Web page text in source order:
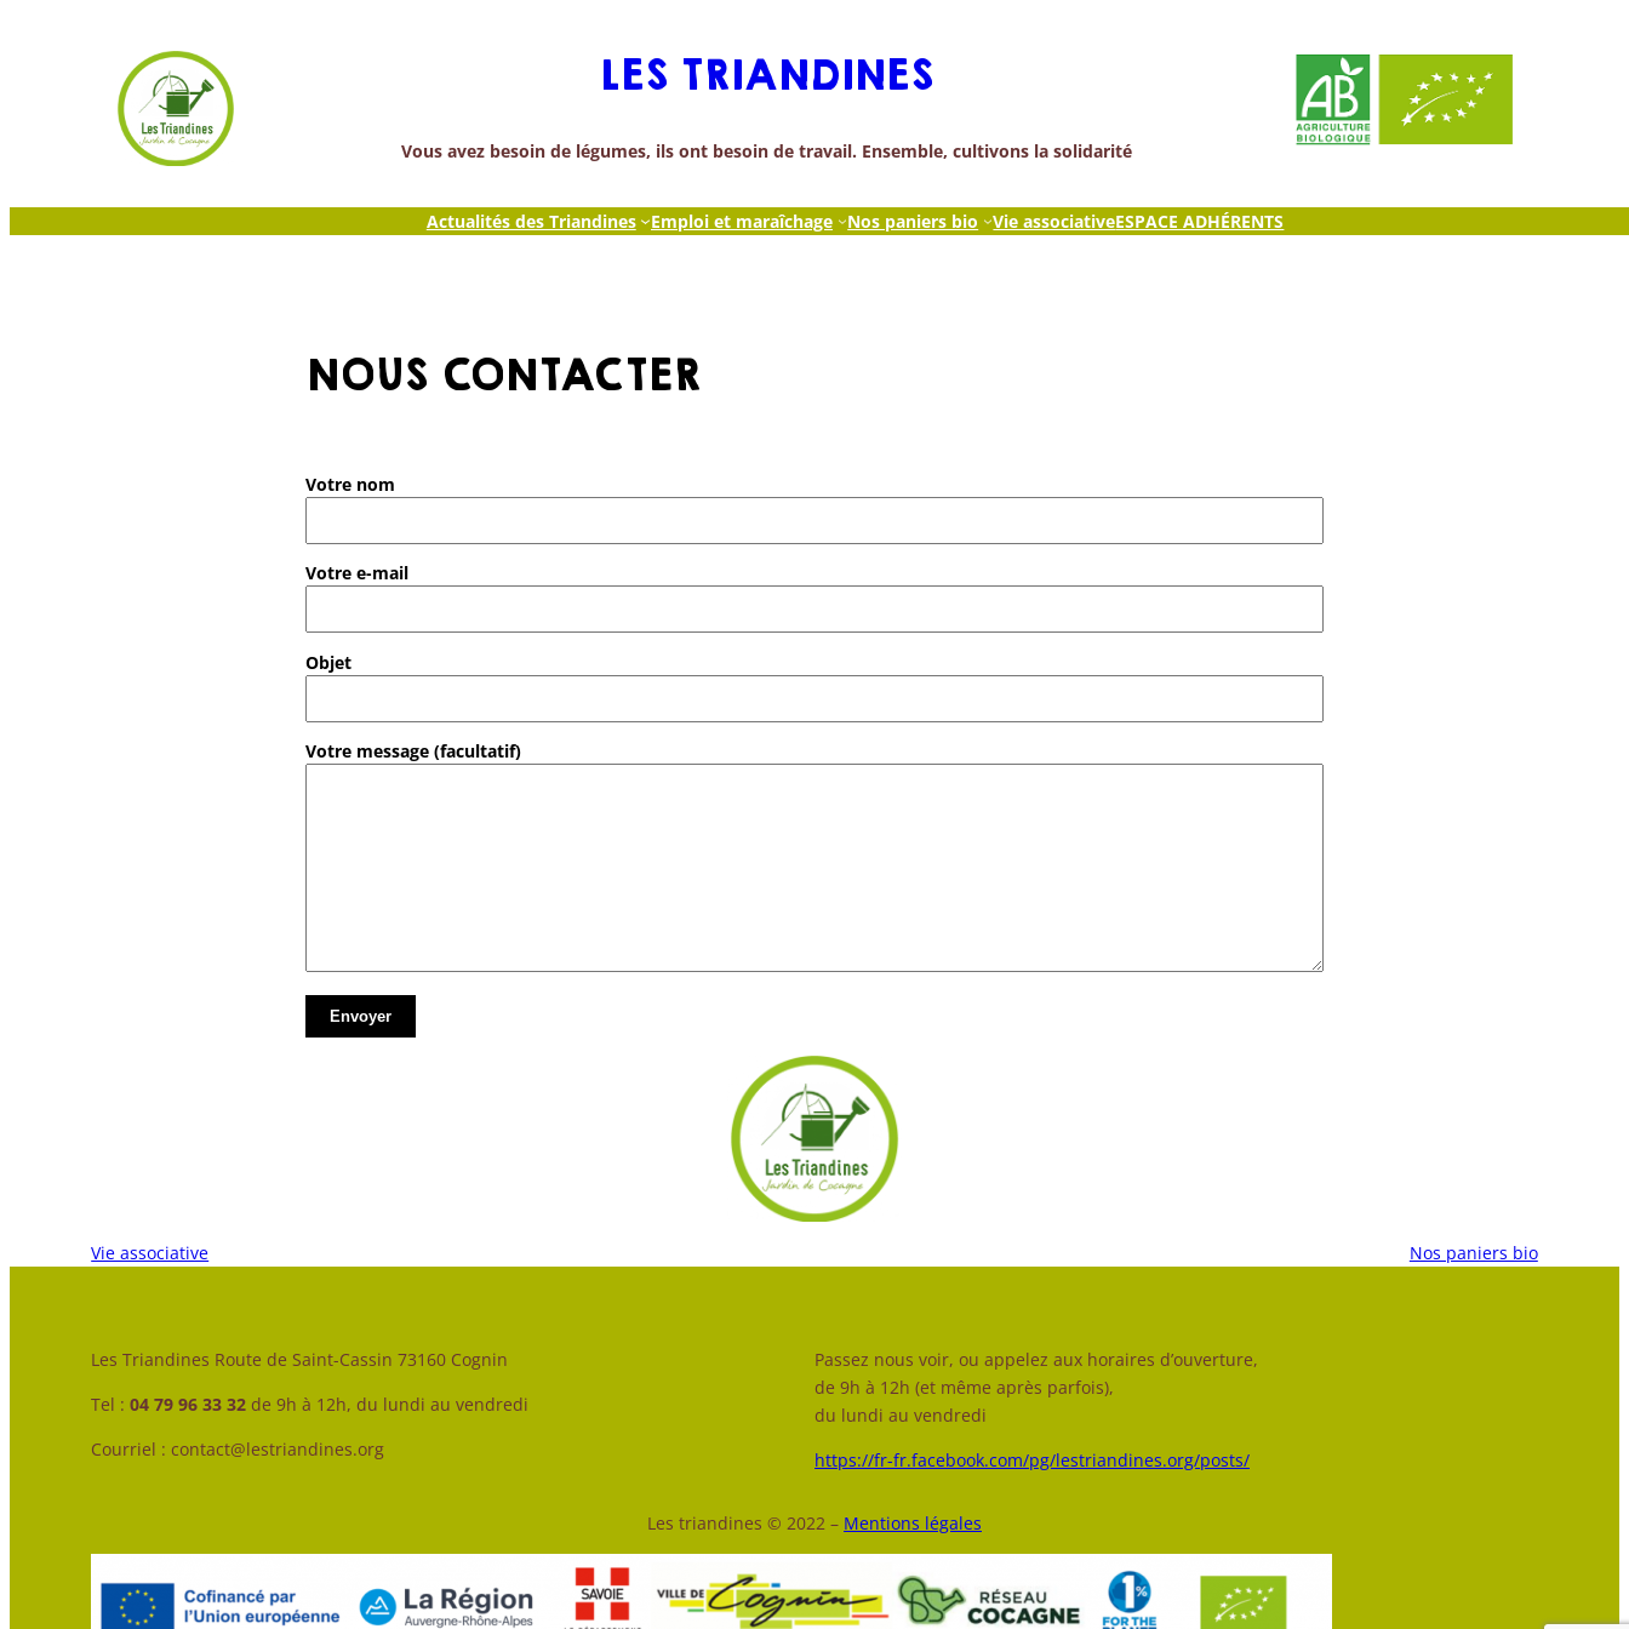
LES TRIANDINES
Vous avez besoin de légumes, ils ont besoin de travail. Ensemble, cultivons la solidarité
Actualités des Triandines Emploi et maraîchage Nos paniers bio Vie associativeESPACE ADHÉRENTS
NOUS CONTACTER
Votre nom
Votre e-mail
Objet
Votre message (facultatif)
Vie associative Nos paniers bio
Les Triandines Route de Saint-Cassin 73160 Cognin
Tel :04 79 96 33 32 de 9h à 12h, du lundi au vendredi
Courriel : contact@lestriandines.org
Passez nous voir, ou appelez aux horaires d’ouverture,
de 9h à 12h (et même après parfois),
du lundi au vendredi
https://fr-fr.facebook.com/pg/lestriandines.org/posts/
Les triandines © 2022 – Mentions légales